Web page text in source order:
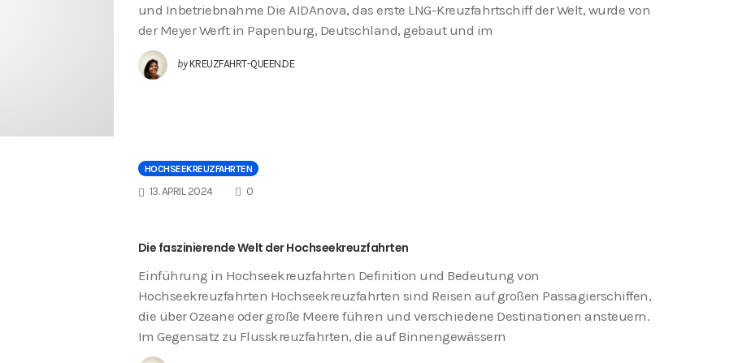
und Inbetriebnahme Die AIDAnova, das erste LNG-Kreuzfahrtschiff der Welt, wurde von
der Meyer Werft in Papenburg, Deutschland, gebaut und im
by KREUZFAHRT-QUEEN.DE
HOCHSEEKREUZFAHRTEN
13. APRIL 2024 0COMMENTS
Die faszinierende Welt der Hochseekreuzfahrten
Einführung in Hochseekreuzfahrten Definition und Bedeutung von
Hochseekreuzfahrten Hochseekreuzfahrten sind Reisen auf großen Passagierschiffen,
die über Ozeane oder große Meere führen und verschiedene Destinationen ansteuern.
Im Gegensatz zu Flusskreuzfahrten, die auf Binnengewässern